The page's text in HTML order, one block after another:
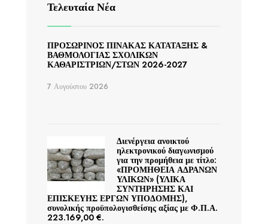
Τελευταία Νέα
ΠΡΟΣΩΡΙΝΟΣ ΠΙΝΑΚΑΣ ΚΑΤΑΤΑΞΗΣ &
ΒΑΘΜΟΛΟΓΙΑΣ ΣΧΟΛΙΚΩΝ
ΚΑΘΑΡΙΣΤΡΙΩΝ/ΣΤΩΝ 2026-2027
7 Αυγούστου 2026
Διενέργεια ανοικτού
ηλεκτρονικού διαγωνισμού
για την προμήθεια με τίτλο:
«ΠΡΟΜΗΘΕΙΑ ΑΔΡΑΝΩΝ
ΥΛΙΚΩΝ» (ΥΛΙΚΑ
ΣΥΝΤΗΡΗΣΗΣ ΚΑΙ
ΕΠΙΣΚΕΥΗΣ ΕΡΓΩΝ ΥΠΟΔΟΜΗΣ),
συνολικής προϋπολογισθείσης αξίας με Φ.Π.Α.
223.169,00 €.